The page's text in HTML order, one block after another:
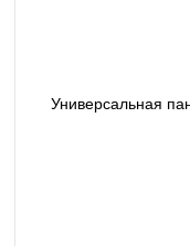
Универсальная